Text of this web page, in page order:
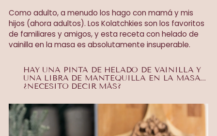
Como adulto, a menudo los hago con mamá y mis
hijos (ahora adultos). Los Kolatchkies son los favoritos
de familiares y amigos, y esta receta con helado de
vainilla en la masa es absolutamente insuperable.
HAY UNA PINTA DE HELADO DE VAINILLA Y
UNA LIBRA DE MANTEQUILLA EN LA MASA...
¿NECESITO DECIR MÁS?